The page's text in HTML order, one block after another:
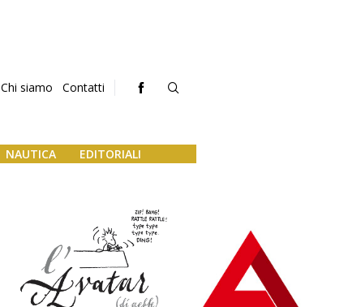
Chi siamo Contatti
NAUTICA EDITORIALI